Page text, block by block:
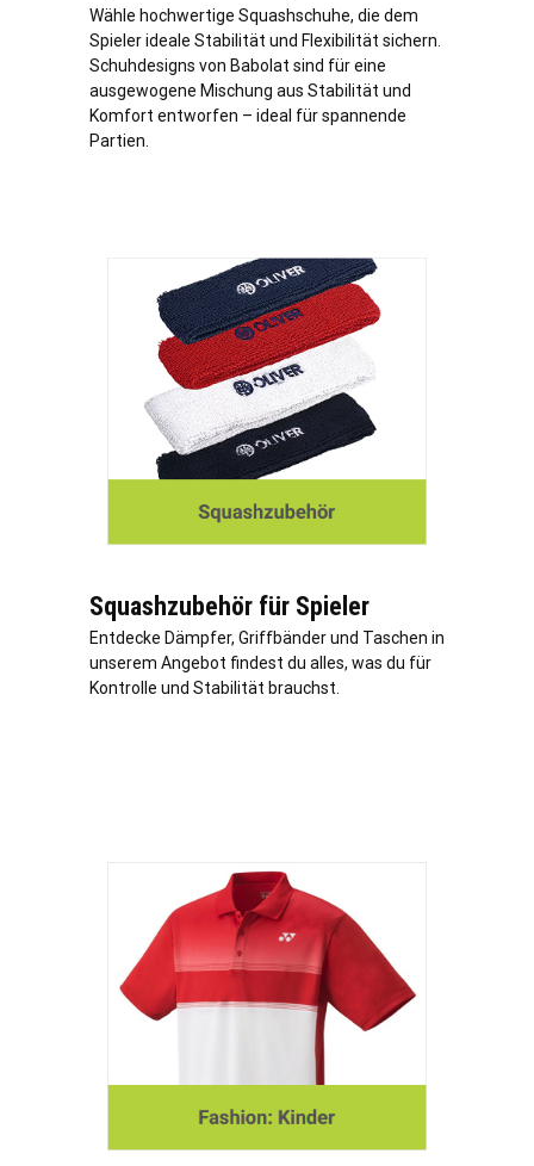
Wähle hochwertige Squashschuhe, die dem
Spieler ideale Stabilität und Flexibilität sichern.
Schuhdesigns von Babolat sind für eine
ausgewogene Mischung aus Stabilität und
Komfort entworfen – ideal für spannende
Partien.
Squashzubehör für Spieler
Entdecke Dämpfer, Griffbänder und Taschen in
unserem Angebot findest du alles, was du für
Kontrolle und Stabilität brauchst.